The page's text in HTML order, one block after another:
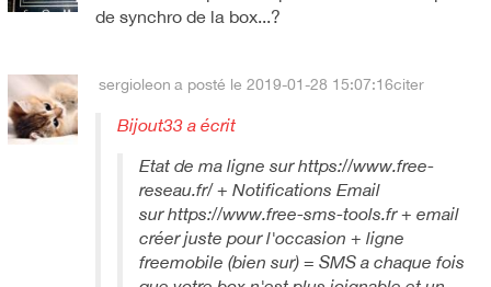
de synchro de la box...?
sergioleon a posté le 2019-01-28 15:07:16citer
Bijout33 a écrit
Etat de ma ligne sur https://www.free-
reseau.fr/ + Notifications Email
sur https://www.free-sms-tools.fr + email
créer juste pour l'occasion + ligne
freemobile (bien sur) = SMS a chaque fois